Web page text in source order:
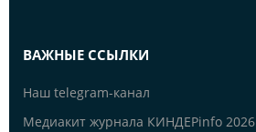
ВАЖНЫЕ ССЫЛКИ
Наш telegram-канал
Медиакит журнала КИНДЕРinfo 2026